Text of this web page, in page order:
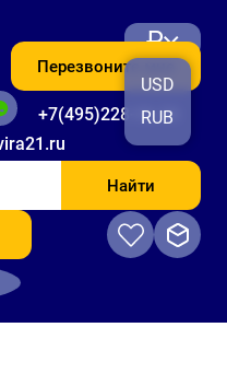
+7(495)228-06-56
Перезвоните мне
₽
USD
RUB
Найти